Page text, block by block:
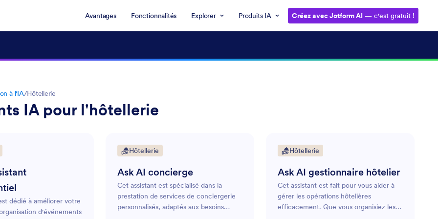
Avantages Fonctionnalités Explorer Produits IA Créez avec Jotform AI — c'est gratuit !
à l'IA/Hôtellerie
IA pour l'hôtellerie
dédié à améliorer votre
d'événements
Hôtellerie
Ask AI concierge
Cet assistant est spécialisé dans la
prestation de services de conciergerie
personnalisés, adaptés aux besoins
Hôtellerie
Ask AI gestionnaire hôtelier
Cet assistant est fait pour vous aider à
gérer les opérations hôtelières
efficacement. Que vous organisiez les